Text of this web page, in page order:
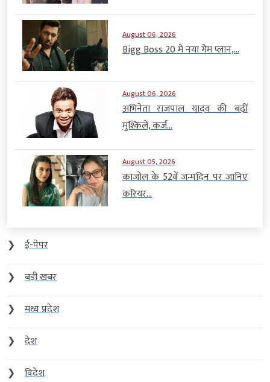
August 06, 2026
Bigg Boss 20 में नया गेम प्लान,...
August 06, 2026
अभिनेता राजपाल यादव की बढ़ीं
मुश्किलें, कर्ज...
August 05, 2026
काजोल के 52वें जन्मदिन पर जानिए
करियर...
❯
ई-पेपर
❯
बड़ी खबर
❯
मध्य प्रदेश
❯
देश
❯
विदेश